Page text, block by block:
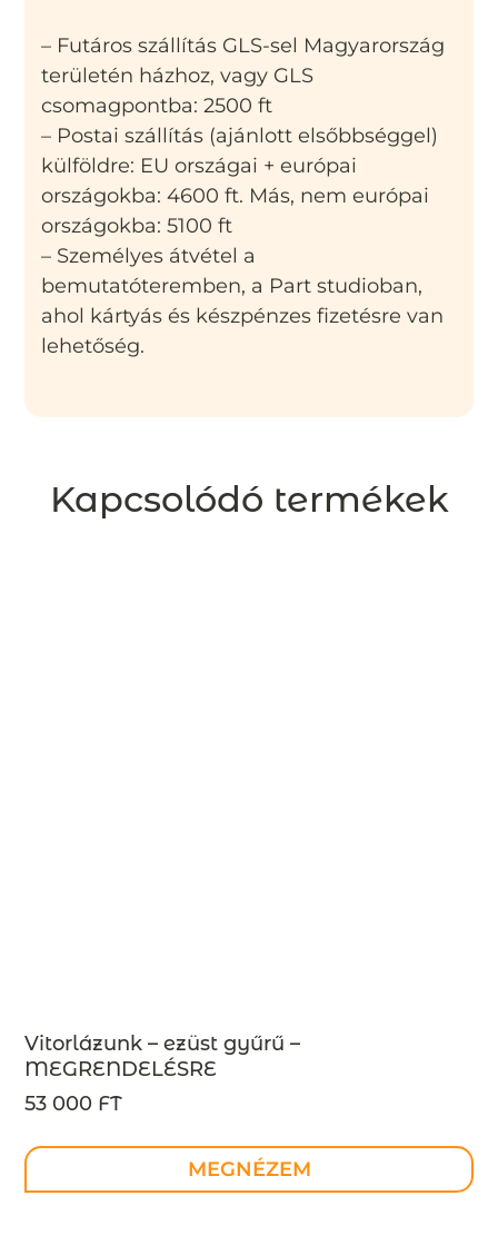
– Futáros szállítás GLS-sel Magyarország
területén házhoz, vagy GLS
csomagpontba: 2500 ft
– Postai szállítás (ajánlott elsőbbséggel)
külföldre: EU országai + európai
országokba: 4600 ft. Más, nem európai
országokba: 5100 ft
– Személyes átvétel a
bemutatóteremben, a Part studioban,
ahol kártyás és készpénzes fizetésre van
lehetőség.
Kapcsolódó termékek
Vitorlázunk – ezüst gyűrű –
MEGRENDELÉSRE
53 000 FT
MEGNÉZEM